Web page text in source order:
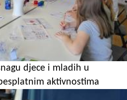
djece i mladih u
aktivnostima